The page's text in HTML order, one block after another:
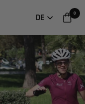
DE
0